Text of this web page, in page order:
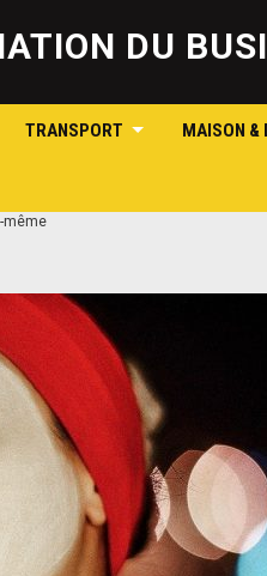
contentDU
TRANSPORT MAISON &
même